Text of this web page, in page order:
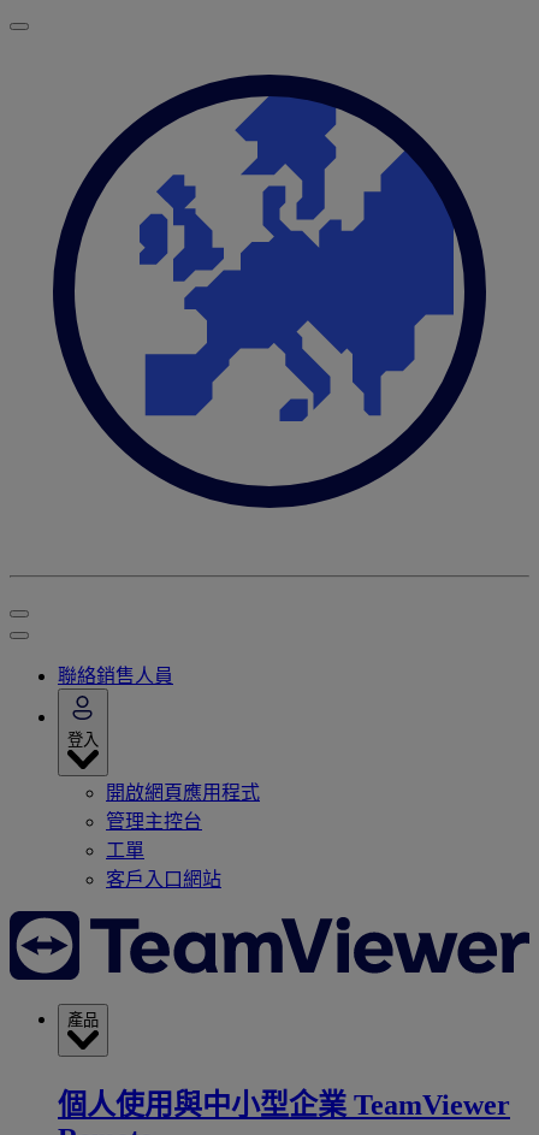
聯絡銷售人員
登入
開啟網頁應用程式
管理主控台
工單
客戶入口網站
產品
個人使用與中小型企業 TeamViewer